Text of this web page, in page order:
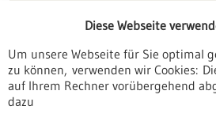
Veranstaltungen
Erscheinungsdatum
Diese Webseite
Um unsere Webseite für Sie optimal
zu können, verwenden wir Cookies:
auf Ihrem Rechner vorübergehend
dazu